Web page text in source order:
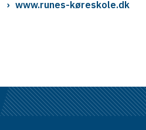
www.runes-køreskole.dk